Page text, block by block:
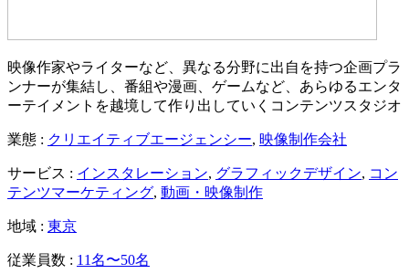
映像作家やライターなど、異なる分野に出自を持つ企画プラ
ンナーが集結し、番組や漫画、ゲームなど、あらゆるエンタ
ーテイメントを越境して作り出していくコンテンツスタジオ
業態 : クリエイティブエージェンシー, 映像制作会社
サービス : インスタレーション, グラフィックデザイン, コン
テンツマーケティング, 動画・映像制作
地域 : 東京
従業員数 : 11名〜50名